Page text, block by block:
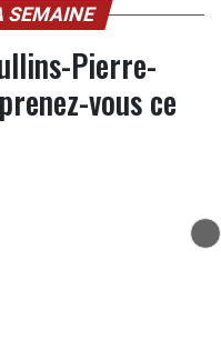
SEMAINE
Pierre-
vous ce